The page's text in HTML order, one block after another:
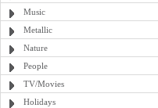
Music
Metallic
Nature
People
TV/Movies
Holidays